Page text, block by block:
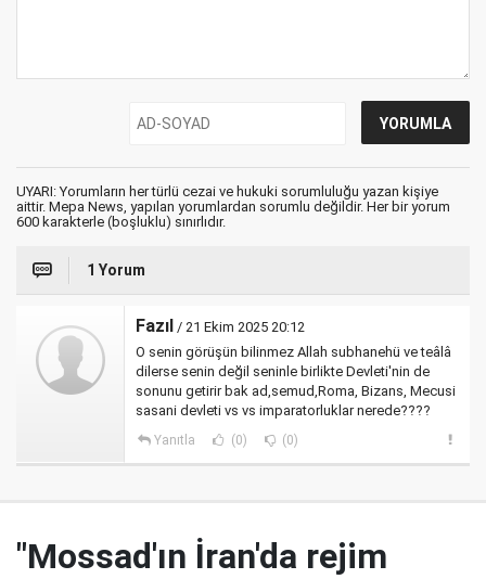
UYARI: Yorumların her türlü cezai ve hukuki sorumluluğu yazan kişiye
aittir. Mepa News, yapılan yorumlardan sorumlu değildir. Her bir yorum
600 karakterle (boşluklu) sınırlıdır.
1 Yorum
Fazıl / 21 Ekim 2025 20:12
O senin görüşün bilinmez Allah subhanehü ve teâlâ
dilerse senin değil seninle birlikte Devleti'nin de
sonunu getirir bak ad,semud,Roma, Bizans, Mecusi
sasani devleti vs vs imparatorluklar nerede????
Yanıtla (0) (0)
"Mossad'ın İran'da rejim